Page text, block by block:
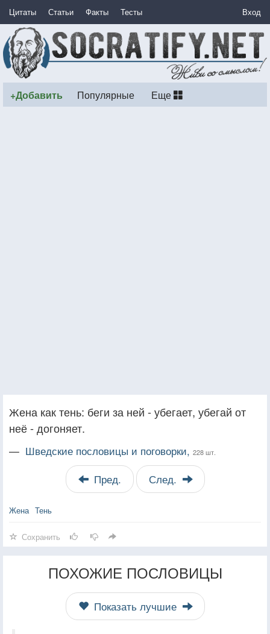
Цитаты Статьи Факты Тесты Вход
+Добавить Популярные Еще
Жена как тень: беги за ней - убегает, убегай от
неё - догоняет.
— Шведские пословицы и поговорки, 228 шт.
Пред. След.
Жена Тень
Сохранить
ПОХОЖИЕ ПОСЛОВИЦЫ
Показать лучшие